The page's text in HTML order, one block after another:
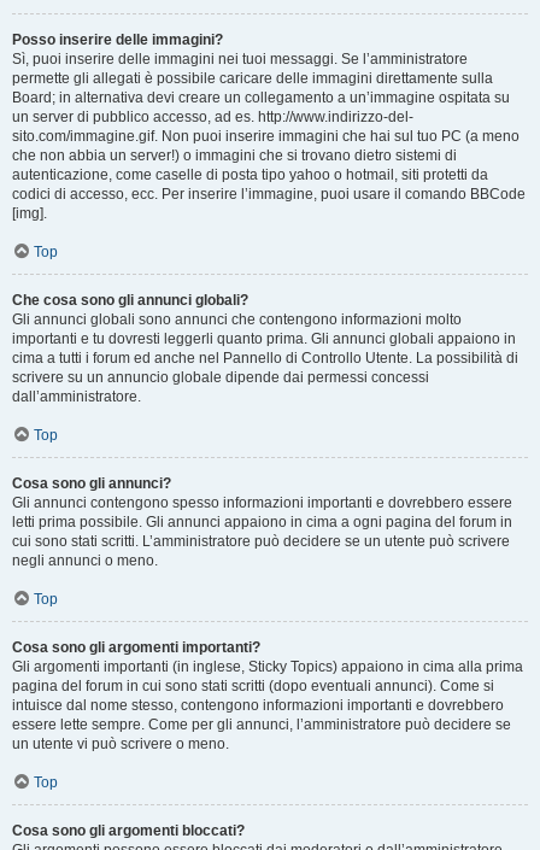
Posso inserire delle immagini?
Sì, puoi inserire delle immagini nei tuoi messaggi. Se l’amministratore
permette gli allegati è possibile caricare delle immagini direttamente sulla
Board; in alternativa devi creare un collegamento a un’immagine ospitata su
un server di pubblico accesso, ad es. http://www.indirizzo-del-
sito.com/immagine.gif. Non puoi inserire immagini che hai sul tuo PC (a meno
che non abbia un server!) o immagini che si trovano dietro sistemi di
autenticazione, come caselle di posta tipo yahoo o hotmail, siti protetti da
codici di accesso, ecc. Per inserire l’immagine, puoi usare il comando BBCode
[img].
Top
Che cosa sono gli annunci globali?
Gli annunci globali sono annunci che contengono informazioni molto
importanti e tu dovresti leggerli quanto prima. Gli annunci globali appaiono in
cima a tutti i forum ed anche nel Pannello di Controllo Utente. La possibilità di
scrivere su un annuncio globale dipende dai permessi concessi
dall’amministratore.
Top
Cosa sono gli annunci?
Gli annunci contengono spesso informazioni importanti e dovrebbero essere
letti prima possibile. Gli annunci appaiono in cima a ogni pagina del forum in
cui sono stati scritti. L’amministratore può decidere se un utente può scrivere
negli annunci o meno.
Top
Cosa sono gli argomenti importanti?
Gli argomenti importanti (in inglese, Sticky Topics) appaiono in cima alla prima
pagina del forum in cui sono stati scritti (dopo eventuali annunci). Come si
intuisce dal nome stesso, contengono informazioni importanti e dovrebbero
essere lette sempre. Come per gli annunci, l’amministratore può decidere se
un utente vi può scrivere o meno.
Top
Cosa sono gli argomenti bloccati?